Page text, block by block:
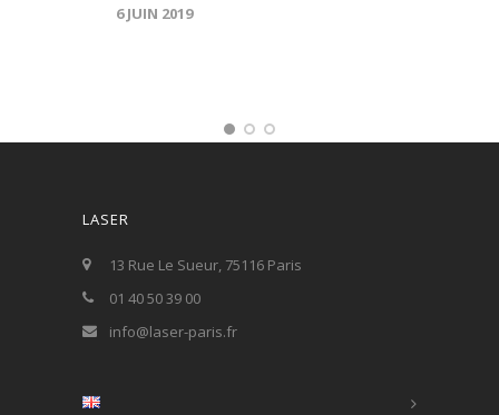
6 JUIN 2019
LASER
13 Rue Le Sueur, 75116 Paris
01 40 50 39 00
info@laser-paris.fr